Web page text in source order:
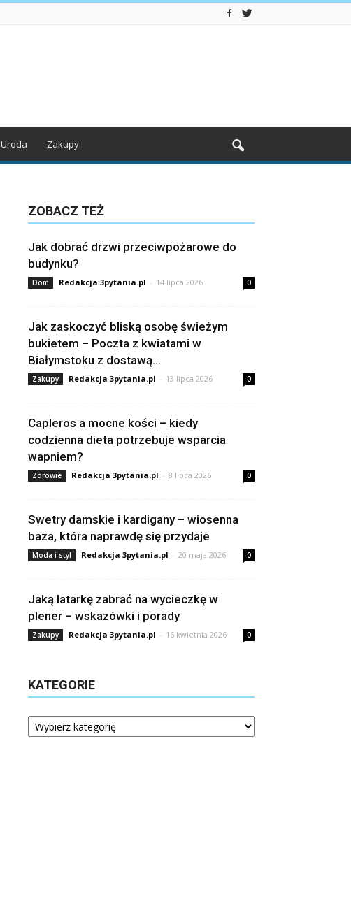
Uroda Zakupy
ZOBACZ TEŻ
Jak dobrać drzwi przeciwpożarowe do
budynku?
Dom Redakcja 3pytania.pl - 14 lipca 2026 0
Jak zaskoczyć bliską osobę świeżym
bukietem – Poczta z kwiatami w
Białymstoku z dostawą...
Zakupy Redakcja 3pytania.pl - 13 lipca 2026 0
Capleros a mocne kości – kiedy
codzienna dieta potrzebuje wsparcia
wapniem?
Zdrowie Redakcja 3pytania.pl - 8 lipca 2026 0
Swetry damskie i kardigany – wiosenna
baza, która naprawdę się przydaje
Moda i styl Redakcja 3pytania.pl - 20 maja 2026 0
Jaką latarkę zabrać na wycieczkę w
plener – wskazówki i porady
Zakupy Redakcja 3pytania.pl - 16 kwietnia 2026 0
KATEGORIE
Kategorie